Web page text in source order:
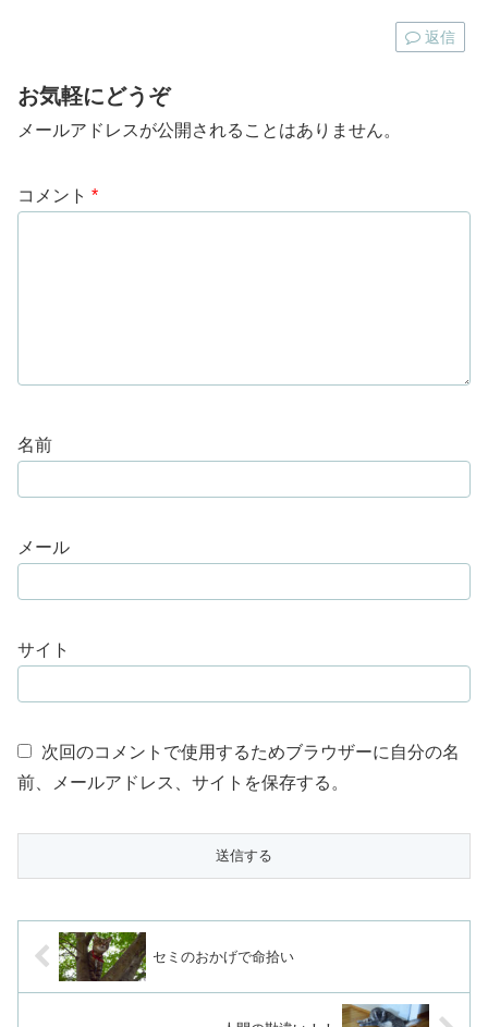
返信
お気軽にどうぞ
メールアドレスが公開されることはありません。
コメント *
名前
メール
サイト
次回のコメントで使用するためブラウザーに自分の名
前、メールアドレス、サイトを保存する。
セミのおかげで命拾い